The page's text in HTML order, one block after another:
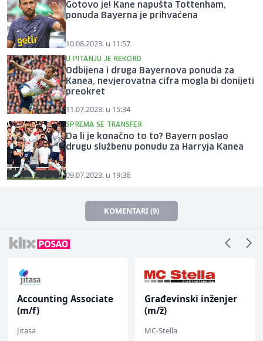
Gotovo je! Kane napušta Tottenham,
ponuda Bayerna je prihvaćena
10.08.2023. u 11:57
U PITANJU JE REKORD
Odbijena i druga Bayernova ponuda za
Kanea, nevjerovatna cifra mogla bi donijeti
preokret
11.07.2023. u 15:34
SPREMA SE TRANSFER
Da li je konačno to to? Bayern poslao
drugu službenu ponudu za Harryja Kanea
09.07.2023. u 19:36
KOMENTARI (9)
Accounting Associate
(m/f)
Jitasa
Građevinski inženjer
(m/ž)
MC-Stella